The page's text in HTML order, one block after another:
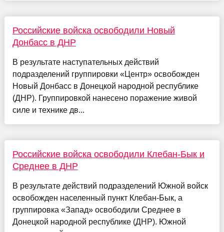
Российские войска освободили Новый
Донбасс в ДНР
В результате наступательных действий
подразделений группировки «Центр» освобожден
Новый Донбасс в Донецкой народной республике
(ДНР). Группировкой нанесено поражение живой
силе и технике дв...
Российские войска освободили Клебан-Бык и
Среднее в ДНР
В результате действий подразделений Южной войск
освобожден населенный пункт Клебан-Бык, а
группировка «Запад» освободили Среднее в
Донецкой народной республике (ДНР). Южной